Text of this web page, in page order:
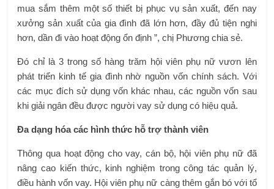
mua sắm thêm một số thiết bị phục vụ sản xuất, đến nay
xưởng sản xuất của gia đình đã lớn hơn, đầy đủ tiện nghi
hơn, dần đi vào hoạt động ổn định ”, chị Phương chia sẻ.
Đó chỉ là 3 trong số hàng trăm hội viên phụ nữ vươn lên
phát triển kinh tế gia đình nhờ nguồn vốn chính sách. Với
các mục đích sử dụng vốn khác nhau, các nguồn vốn sau
khi giải ngân đều được người vay sử dụng có hiệu quả.
Đa dạng hóa các hình thức hỗ trợ thành viên
Thông qua hoạt động cho vay, cán bộ, hội viên phụ nữ đã
nâng cao kiến ​​thức, kinh nghiệm trong công tác quản lý,
điều hành vốn vay. Hội viên phụ nữ càng thêm gắn bó với tổ